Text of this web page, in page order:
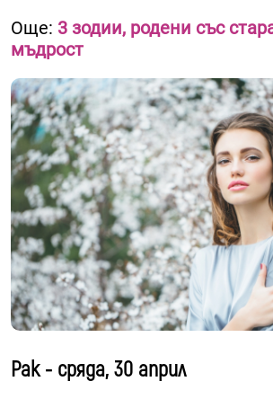
Още: 3 зодии, родени със
мъдрост
Рак - сряда, 30 април